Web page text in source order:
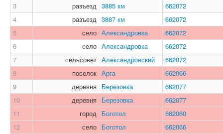
3
разъезд 3885 км
662072
4
разъезд 3887 км
662072
5
село Александровка
662072
6
село Александровка
662072
7
сельсовет Александровский
662072
8
поселок Арга
662066
9
деревня Березовка
662077
10
деревня Березовка
662077
11
город Боготол
662060
12
село Боготол
662066